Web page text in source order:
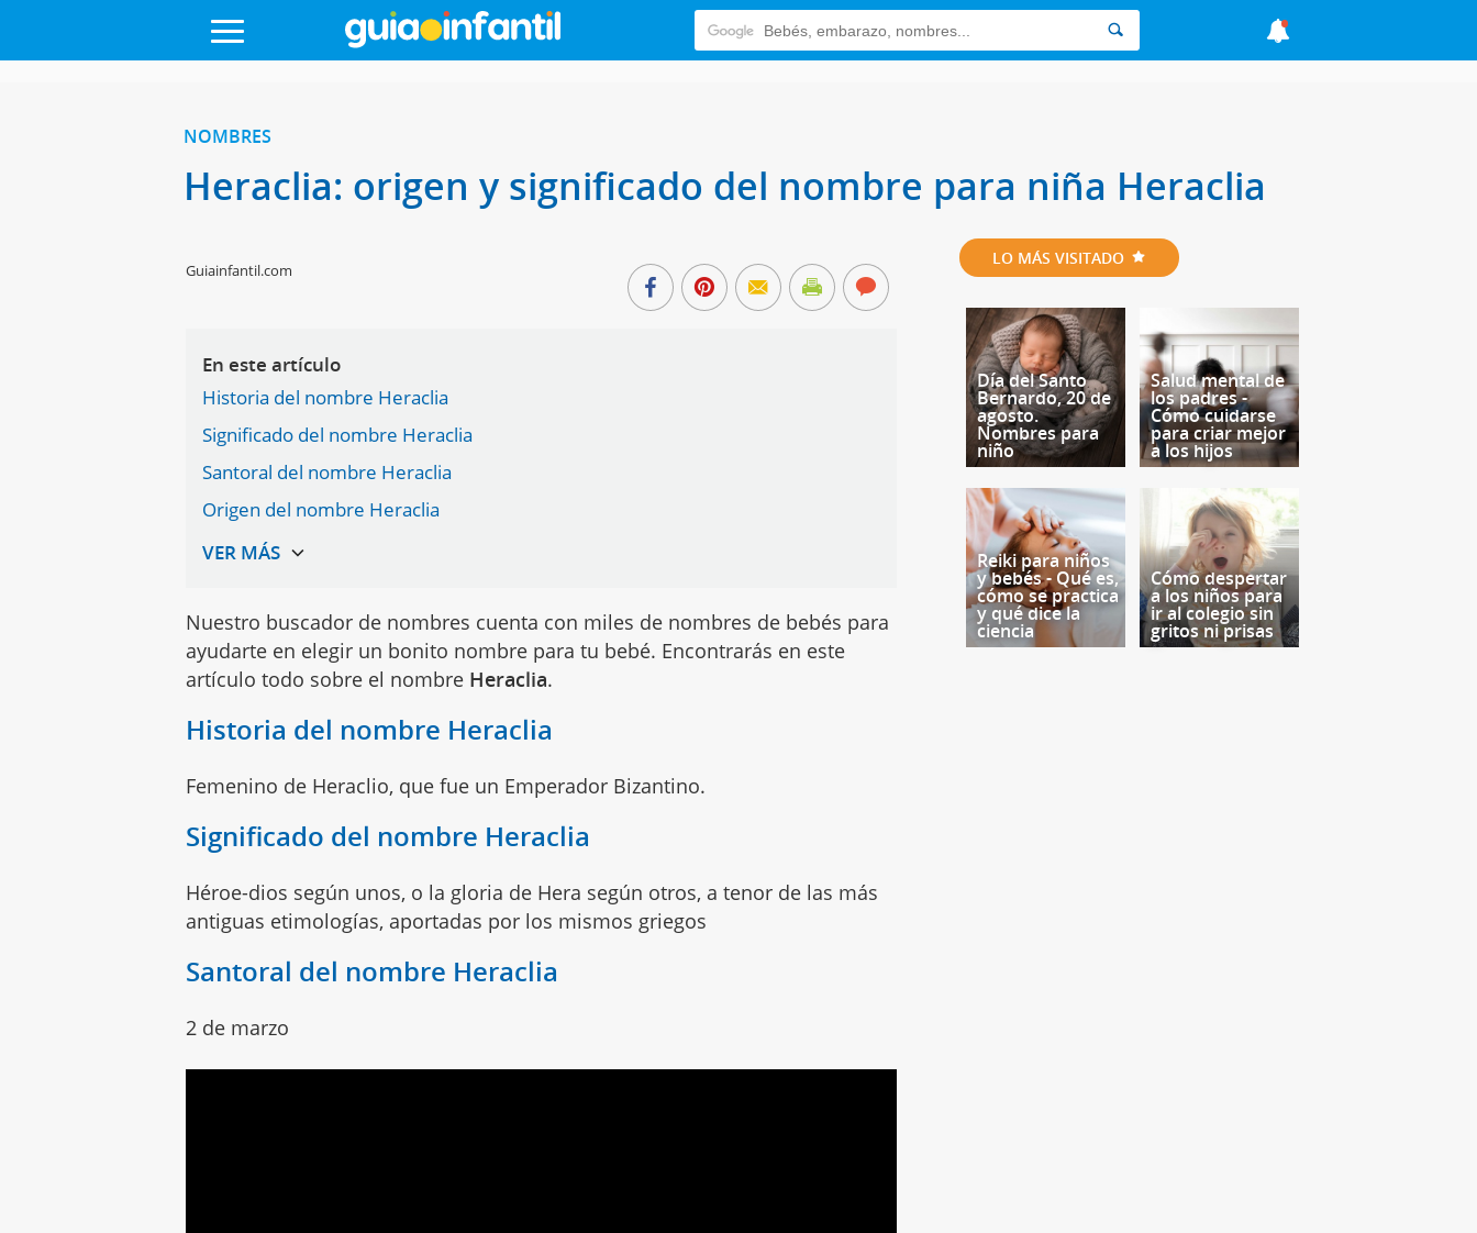
NOMBRES
Heraclia: origen y significado del nombre para niña Heraclia
Guiainfantil.com
En este artículo
Historia del nombre Heraclia
Significado del nombre Heraclia
Santoral del nombre Heraclia
Origen del nombre Heraclia
Nuestro buscador de nombres cuenta con miles de nombres de bebés para
ayudarte en elegir un bonito nombre para tu bebé. Encontrarás en este
artículo todo sobre el nombre Heraclia.
Historia del nombre Heraclia
Femenino de Heraclio, que fue un Emperador Bizantino.
Significado del nombre Heraclia
Héroe-dios según unos, o la gloria de Hera según otros, a tenor de las más
antiguas etimologías, aportadas por los mismos griegos
Santoral del nombre Heraclia
2 de marzo
LO MÁS VISITADO
Día del Santo
Bernardo, 20 de
agosto.
Nombres para
niño
Salud mental de
los padres -
Cómo cuidarse
para criar mejor
a los hijos
Reiki para niños
y bebés - Qué es,
cómo se practica
y qué dice la
ciencia
Cómo despertar
a los niños para
ir al colegio sin
gritos ni prisas